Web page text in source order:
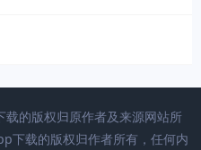
的版权归原作者及来源网站所
下载的版权归作者所有，任何内